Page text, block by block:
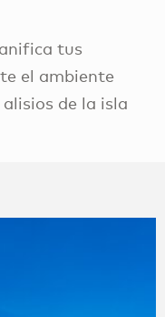
tus
el ambiente
de la isla